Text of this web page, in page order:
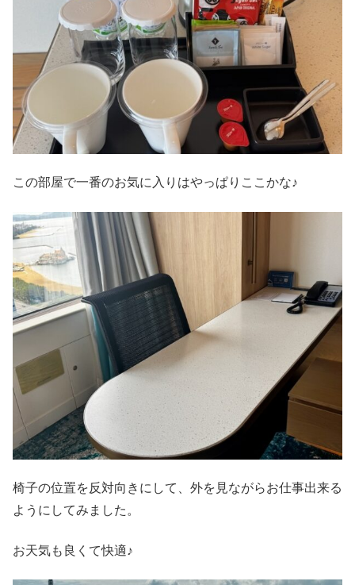
この部屋で一番のお気に入りはやっぱりここかな♪
椅子の位置を反対向きにして、外を見ながらお仕事出来る
ようにしてみました。
お天気も良くて快適♪